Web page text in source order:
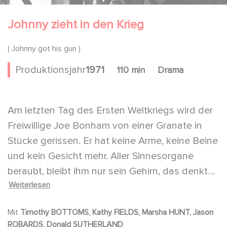
Johnny zieht in den Krieg
( Johnny got his gun )
Produktionsjahr1971 110 min Drama
Am letzten Tag des Ersten Weltkriegs wird der
Freiwillige Joe Bonham von einer Granate in
Stücke gerissen. Er hat keine Arme, keine Beine
und kein Gesicht mehr. Aller Sinnesorgane
beraubt, bleibt ihm nur sein Gehirn, das denkt
und träumt. Er versucht, sich mit der
ihm das mit dem Kopf und Morsezeichen
Weiterlesen
Mit
ROBARDS, Donald SUTHERLAND